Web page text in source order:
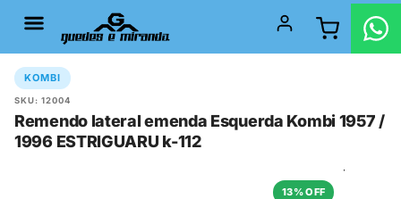
KOMBI
SKU: 12004
Remendo lateral emenda Esquerda Kombi 1957 /
1996 ESTRIGUARU k-112
13% OFF